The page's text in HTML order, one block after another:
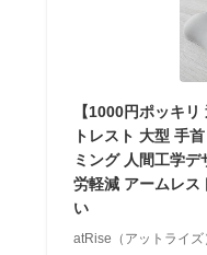
【1000円ポッキ
トレスト 大型 手
ミング 人間工学
労軽減 アームレス
い
atRise（アットライズ